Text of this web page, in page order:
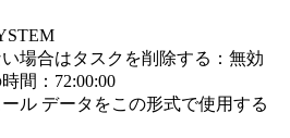
場合はタスクを削除する：無効
間：72:00:00
ル データをこの形式で使用する